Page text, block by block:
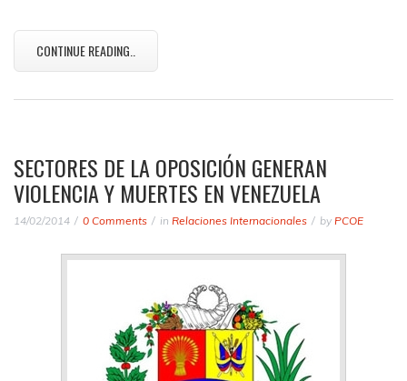
CONTINUE READING..
SECTORES DE LA OPOSICIÓN GENERAN
VIOLENCIA Y MUERTES EN VENEZUELA
14/02/2014 0 Comments in Relaciones Internacionales by PCOE